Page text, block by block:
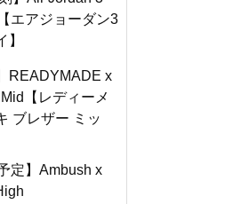
エアジョーダン3
】
READYMADE x
【レディーメ
ブレザー ミッ
定】Ambush x